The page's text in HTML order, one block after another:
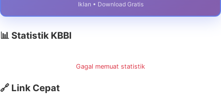
Iklan • Download Gratis
📊 Statistik KBBI
Gagal memuat statistik
🔗 Link Cepat